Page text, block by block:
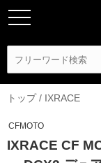
トップ/ IXRACE
CFMOTO
IXRACE CF